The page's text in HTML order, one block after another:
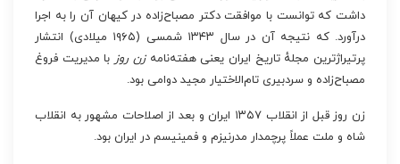
داشت که توانست با موافقت دکتر مصباح‌زاده در کیهان آن را به اجرا
درآورد. که نتیجه آن در سال ۱۳۴۳ شمسی (۱۹۶۵ میلادی) انتشار
پرتیراژترین مجلهٔ تاریخ ایران یعنی هفته‌نامهزن روز با مدیریت فروغ
مصباح‌زاده و سردبیری تام‌الاختیار مجید دوامی بود.
زن روز قبل از انقلاب ۱۳۵۷ ایران و بعد از اصلاحات مشهور به انقلاب
شاه و ملت عملاً پرچمدار مدرنیزم و فمینیسم در ایران بود.